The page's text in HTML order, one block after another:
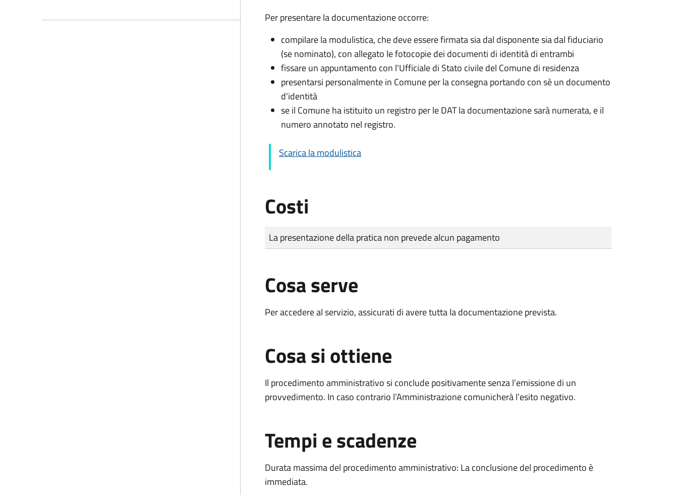
Per presentare la documentazione occorre:
compilare la modulistica, che deve essere firmata sia dal disponente sia dal fiduciario
(se nominato), con allegato le fotocopie dei documenti di identità di entrambi
fissare un appuntamento con l'Ufficiale di Stato civile del Comune di residenza
presentarsi personalmente in Comune per la consegna portando con sè un documento
d'identità
se il Comune ha istituito un registro per le DAT la documentazione sarà numerata, e il
numero annotato nel registro.
Scarica la modulistica
Costi
Tipo di pagamento
Importo
La presentazione della pratica non prevede alcun pagamento
Cosa serve
Per accedere al servizio, assicurati di avere tutta la documentazione prevista.
Cosa si ottiene
Il procedimento amministrativo si conclude positivamente senza l’emissione di un
provvedimento. In caso contrario l’Amministrazione comunicherà l’esito negativo.
Tempi e scadenze
Durata massima del procedimento amministrativo: La conclusione del procedimento è
immediata.